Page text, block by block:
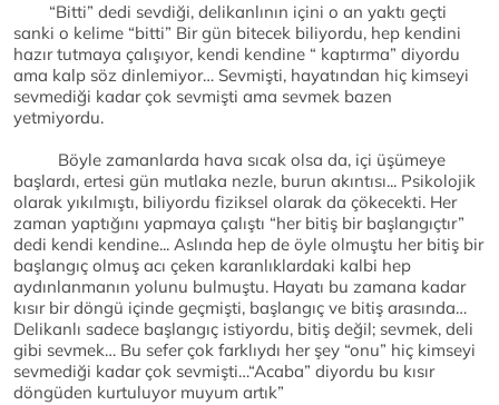
“Bitti” dedi sevdiği, delikanlının içini o an yaktı geçti
sanki o kelime “bitti” Bir gün bitecek biliyordu, hep kendini
hazır tutmaya çalışıyor, kendi kendine “ kaptırma” diyordu
ama kalp söz dinlemiyor… Sevmişti, hayatından hiç kimseyi
sevmediği kadar çok sevmişti ama sevmek bazen
yetmiyordu.
Böyle zamanlarda hava sıcak olsa da, içi üşümeye
başlardı, ertesi gün mutlaka nezle, burun akıntısı... Psikolojik
olarak yıkılmıştı, biliyordu fiziksel olarak da çökecekti. Her
zaman yaptığını yapmaya çalıştı “her bitiş bir başlangıçtır”
dedi kendi kendine... Aslında hep de öyle olmuştu her bitiş bir
başlangıç olmuş acı çeken karanlıklardaki kalbi hep
aydınlanmanın yolunu bulmuştu. Hayatı bu zamana kadar
kısır bir döngü içinde geçmişti, başlangıç ve bitiş arasında…
Delikanlı sadece başlangıç istiyordu, bitiş değil; sevmek, deli
gibi sevmek… Bu sefer çok farklıydı her şey “onu” hiç kimseyi
sevmediği kadar çok sevmişti…“Acaba” diyordu bu kısır
döngüden kurtuluyor muyum artık”